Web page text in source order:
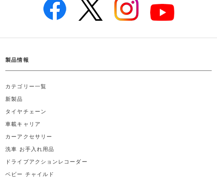
製品情報
カテゴリー一覧
新製品
タイヤチェーン
車載キャリア
カーアクセサリー
洗車 お手入れ用品
ドライブアクションレコーダー
ベビー チャイルド